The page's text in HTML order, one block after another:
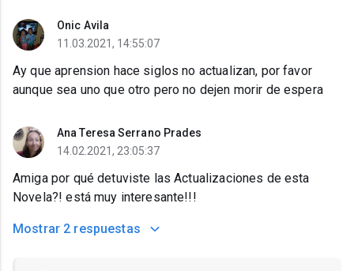
Onic Avila
11.03.2021, 14:55:07
Ay que aprension hace siglos no actualizan, por favor
aunque sea uno que otro pero no dejen morir de espera
Ana Teresa Serrano Prades
14.02.2021, 23:05:37
Amiga por qué detuviste las Actualizaciones de esta
Novela?! está muy interesante!!!
Mostrar 2 respuestas